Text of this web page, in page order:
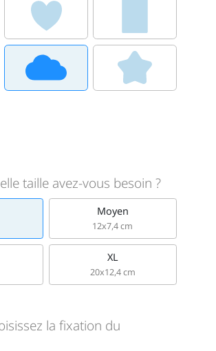
taille avez-vous besoin ?
Moyen
12x7,4 cm
XL
20x12,4 cm
la fixation du